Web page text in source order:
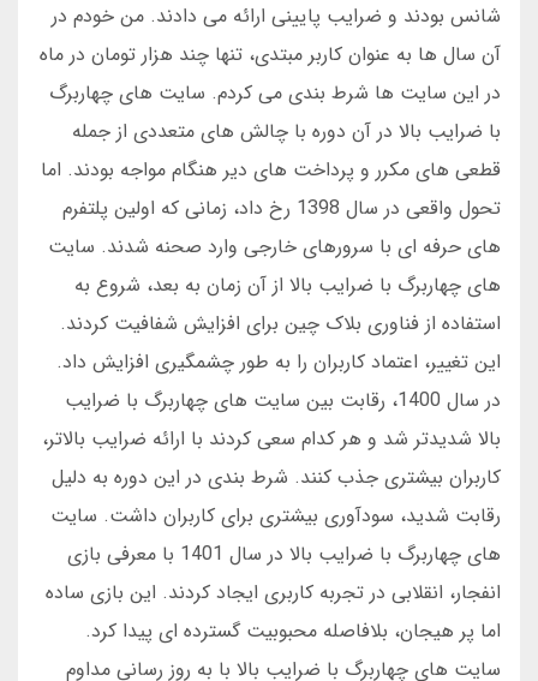
شانس بودند و ضرایب پایینی ارائه می دادند. من خودم در
آن سال ها به عنوان کاربر مبتدی، تنها چند هزار تومان در ماه
در این سایت ها شرط بندی می کردم. سایت های چهاربرگ
با ضرایب بالا در آن دوره با چالش های متعددی از جمله
قطعی های مکرر و پرداخت های دیر هنگام مواجه بودند. اما
تحول واقعی در سال 1398 رخ داد، زمانی که اولین پلتفرم
های حرفه ای با سرورهای خارجی وارد صحنه شدند. سایت
های چهاربرگ با ضرایب بالا از آن زمان به بعد، شروع به
استفاده از فناوری بلاک چین برای افزایش شفافیت کردند.
این تغییر، اعتماد کاربران را به طور چشمگیری افزایش داد.
در سال 1400، رقابت بین سایت های چهاربرگ با ضرایب
بالا شدیدتر شد و هر کدام سعی کردند با ارائه ضرایب بالاتر،
کاربران بیشتری جذب کنند. شرط بندی در این دوره به دلیل
رقابت شدید، سودآوری بیشتری برای کاربران داشت. سایت
های چهاربرگ با ضرایب بالا در سال 1401 با معرفی بازی
انفجار، انقلابی در تجربه کاربری ایجاد کردند. این بازی ساده
اما پر هیجان، بلافاصله محبوبیت گسترده ای پیدا کرد.
سایت های چهاربرگ با ضرایب بالا با به روز رسانی مداوم